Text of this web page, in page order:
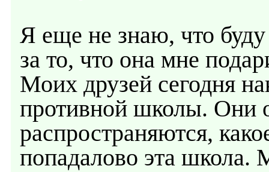
Я еще не знаю, что
за то, что она мне
Моих друзей сегодня
противной школы. Они
распространяются,
попадалово эта школа.